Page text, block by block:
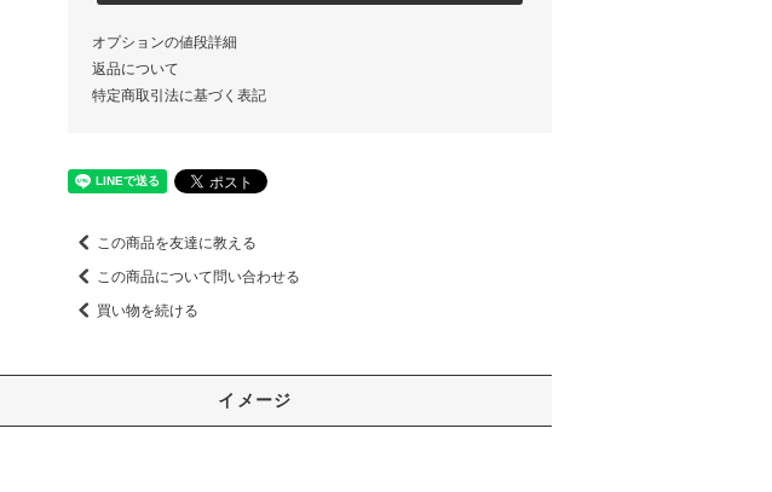
オプションの値段詳細
返品について
特定商取引法に基づく表記
この商品を友達に教える
この商品について問い合わせる
買い物を続ける
イメージ